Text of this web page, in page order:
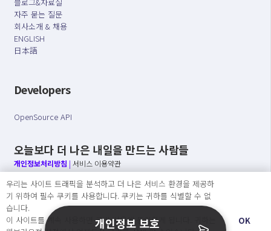
자주 묻는 질문
회사소개 & 채용
ENGLISH
日本語
Developers
OpenSource API
오늘보다 더 나은 내일을 만드는 사람들
개인정보처리방침 | 서비스 이용약관
○ 개인정보보호 컴플라이언스를 선도하겠습니다.
○ 정보주체의 권리를 보장하겠습니다.
○ 기업의 개인정보보호를 위한 효율적 관리를 보장하겠습니다.
우리는 사이트 트래픽을 분석하고 더 나은 서비스 환경을 제공하
기 위하여 필수 쿠키를 사용합니다. 쿠키는 귀하를 식별할 수 없
습니다.
이 사이트를 계속 사용하면 쿠키 사용에 동의하게 됩니다. 귀하는
OK
개인정보 보호